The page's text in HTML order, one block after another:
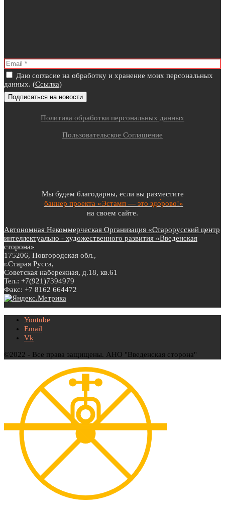
Даю согласие на обработку и хранение моих персональных
данных. (Ссылка)
Политика обработки персональных данных
Пользовательское Соглашение
Мы будем благодарны, если вы разместите
баннер проекта «Эстамп — это здо́рово!»
на своем сайте.
Автономная Некоммерческая Организация «Старорусский центр
интеллектуально - художественного развития «Введенская
сторона»
175206, Новгородская обл.,
г.Старая Русса,
Советская набережная, д.18, кв.61
Тел.: +7(921)7394979
Факс: +7 8162 664472
Youtube
Email
Vk
©2022 - Все права защищены. АНО "Введенская сторона"